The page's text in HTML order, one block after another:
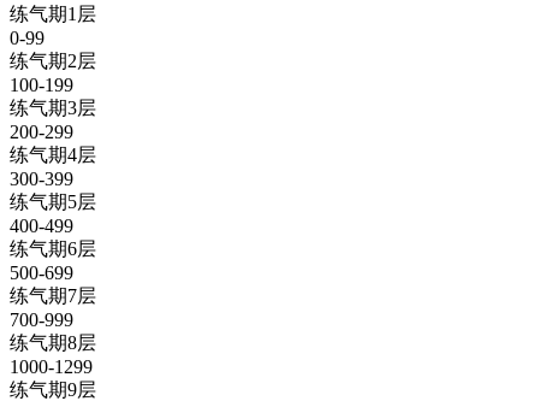
练气期1层
0-99
练气期2层
100-199
练气期3层
200-299
练气期4层
300-399
练气期5层
400-499
练气期6层
500-699
练气期7层
700-999
练气期8层
1000-1299
练气期9层